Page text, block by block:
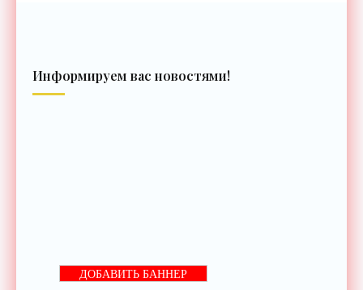
Информируем вас новостями!
ДОБАВИТЬ БАННЕР